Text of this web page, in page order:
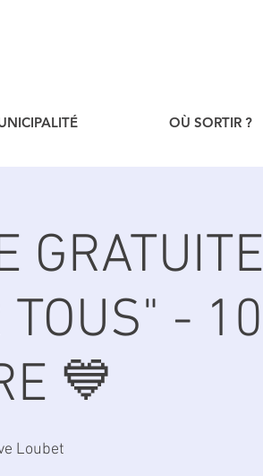
OÙ SORTIR ?
GRATUITE
TOUS" - 10
💙
Loubet